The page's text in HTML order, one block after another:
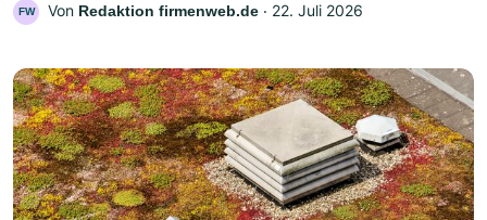
FW Von Redaktion firmenweb.de ‧ 22. Juli 2026